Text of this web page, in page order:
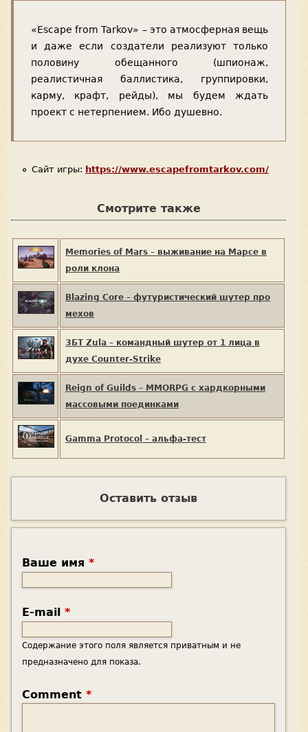
«Escape from Tarkov» – это атмосферная вещь
и даже если создатели реализуют только
половину обещанного (шпионаж,
реалистичная баллистика, группировки,
карму, крафт, рейды), мы будем ждать
проект с нетерпением. Ибо душевно.
Сайт игры: https://www.escapefromtarkov.com/
Смотрите также
Memories of Mars – выживание на Марсе в
роли клона
Blazing Core – футуристический шутер про
мехов
ЗБТ Zula – командный шутер от 1 лица в
духе Counter-Strike
Reign of Guilds – MMORPG с хардкорными
массовыми поединками
Gamma Protocol – альфа-тест
Оставить отзыв
Ваше имя *
E-mail *
Содержание этого поля является приватным и не
предназначено для показа.
Comment *